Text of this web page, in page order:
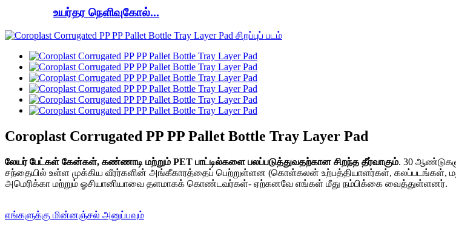
உயர்தர நெளிவுகோல்...
Coroplast Corrugated PP PP Pallet Bottle Tray Layer Pad
லேயர் பேட்கள் கேன்கள், கண்ணாடி மற்றும் PET பாட்டில்களை பலப்படுத்துவதற்கான சிறந்த தீர்வாகும். 30
சந்தையில் உள்ள முக்கிய வீரர்களின் அங்கீகாரத்தைப் பெற்றுள்ளன (கொள்கலன் உற்பத்தியாளர்கள், கலப்படங்கள்,
அமெரிக்கா மற்றும் ஓசியானியாவை தளமாகக் கொண்டவர்கள்- ஏற்கனவே எங்கள் மீது நம்பிக்கை வைத்துள்ளனர்.
எங்களுக்கு மின்னஞ்சல் அனுப்பவும்